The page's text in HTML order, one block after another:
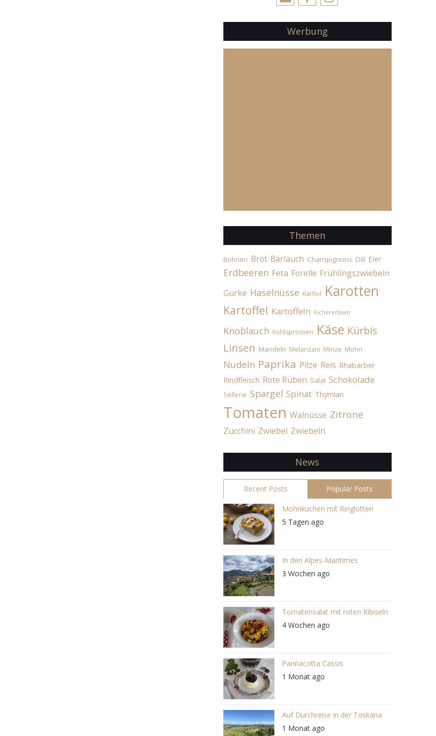
Werbung
Themen
Bohnen Brot Bärlauch Champignons Dill Eier
Erdbeeren Feta Forelle Frühlingszwiebeln
Gurke Haselnüsse Karfiol Karotten
Kartoffel Kartoffeln Kichererbsen
Knoblauch Kohlsprossen Käse Kürbis
Linsen Mandeln Melanzani Minze Mohn
Nudeln Paprika Pilze Reis Rhabarber
Rindfleisch Rote Rüben Salat Schokolade
Sellerie Spargel Spinat Thymian
Tomaten Walnüsse Zitrone
Zucchini Zwiebel Zwiebeln
News
Recent Posts Popular Posts
Mohnkuchen mit Ringlotten
5 Tagen ago
In den Alpes-Maritimes
3 Wochen ago
Tomatensalat mit roten Ribiseln
4 Wochen ago
Pannacotta Cassis
1 Monat ago
Auf Durchreise in der Toskana
1 Monat ago